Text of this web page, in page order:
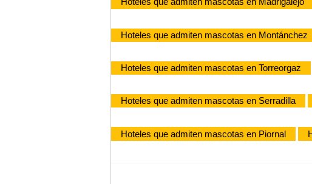
Hoteles que admiten mascotas en Montánchez
Hoteles que admiten mascotas en Torreorgaz
Hoteles que admiten mascotas en Serradilla
Hoteles que admiten mascotas en Piornal